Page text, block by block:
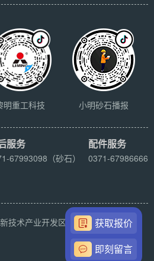
明重工科技 小明砂石播报
服务
67993098（砂石）
配件服务
0371-67986666
技术产业开发区科学大道169号
获取报价
即刻留言